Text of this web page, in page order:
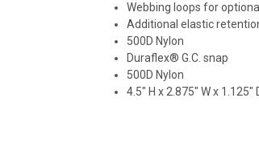
Webbing loops for
Additional elastic
500D Nylon
Duraflex® G.C. snap
500D Nylon
4.5" H x 2.875" W x 1.125"